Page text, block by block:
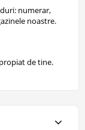
numerar,
noastre.
de tine.